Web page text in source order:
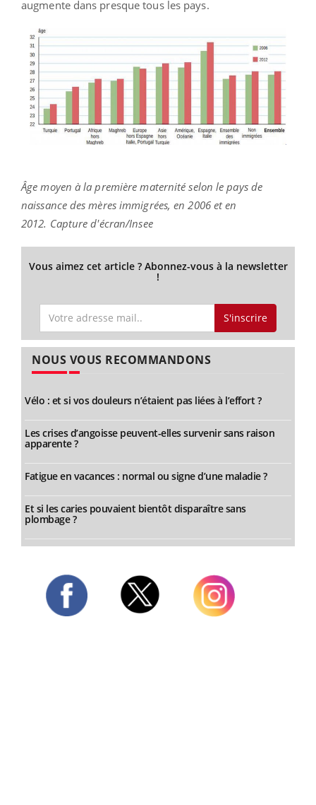
augmente dans presque tous les pays.
Âge moyen à la première maternité selon le pays de
naissance des mères immigrées, en 2006 et en
2012. Capture d'écran/Insee
Vous aimez cet article ? Abonnez-vous à la newsletter
!
S'inscrire
NOUS VOUS RECOMMANDONS
Vélo : et si vos douleurs n’étaient pas liées à l’effort ?
Les crises d’angoisse peuvent-elles survenir sans raison
apparente ?
Fatigue en vacances : normal ou signe d’une maladie ?
Et si les caries pouvaient bientôt disparaître sans
plombage ?